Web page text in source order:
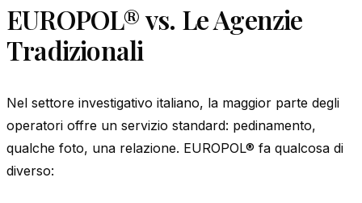
EUROPOL® vs. Le Agenzie
Tradizionali
Nel settore investigativo italiano, la maggior parte degli
operatori offre un servizio standard: pedinamento,
qualche foto, una relazione. EUROPOL® fa qualcosa di
diverso: